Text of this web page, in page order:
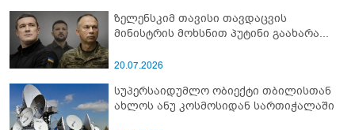
ზელენსკიმ თავისი თავდაცვის
მინისტრის მოხსნით პუტინი გაახარა...
20.07.2026
სუპერსაიდუმლო ობიექტი თბილისთან
ახლოს ანუ კოსმოსიდან სართიჭალაში